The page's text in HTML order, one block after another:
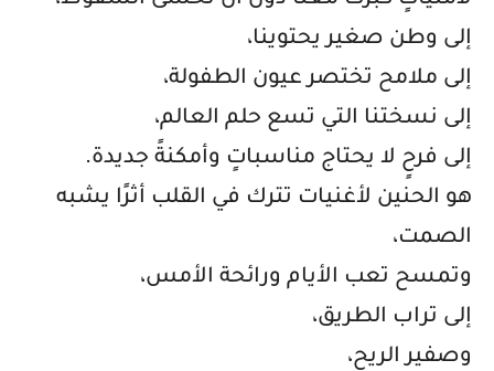
إلى وطن صغير يحتوينا،
إلى ملامح تختصر عيون الطفولة،
إلى نسختنا التي تسع حلم العالم،
إلى فرحٍ لا يحتاج مناسباتٍ وأمكنةً جديدة.
هو الحنين لأغنيات تترك في القلب أثرًا يشبه
الصمت،
وتمسح تعب الأيام ورائحة الأمس،
إلى تراب الطريق،
وصفير الريح،